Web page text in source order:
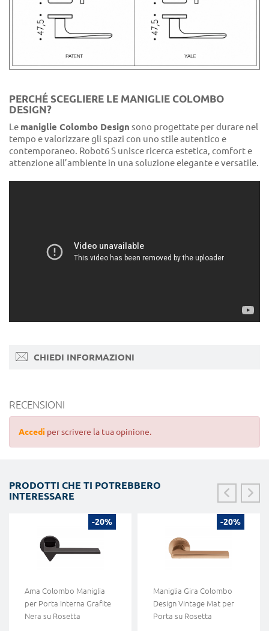
PERCHÉ SCEGLIERE LE MANIGLIE COLOMBO
DESIGN?
Le maniglie Colombo Design sono progettate per durare nel
tempo e valorizzare gli spazi con uno stile autentico e
contemporaneo. Robot6 S unisce ricerca estetica, comfort e
attenzione all’ambiente in una soluzione elegante e versatile.
CHIEDI INFORMAZIONI
RECENSIONI
Accedi per scrivere la tua opinione.
PRODOTTI CHE TI POTREBBERO
INTERESSARE
-20%
Ama Colombo Maniglia
per Porta Interna Grafite
Nera su Rosetta
-20%
Maniglia Gira Colombo
Design Vintage Mat per
Porta su Rosetta